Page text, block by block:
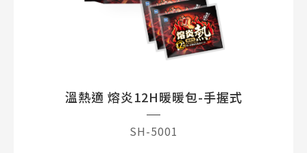
客戶服務
溫熱適 熔炎12H暖暖包-手握式
SH-5001